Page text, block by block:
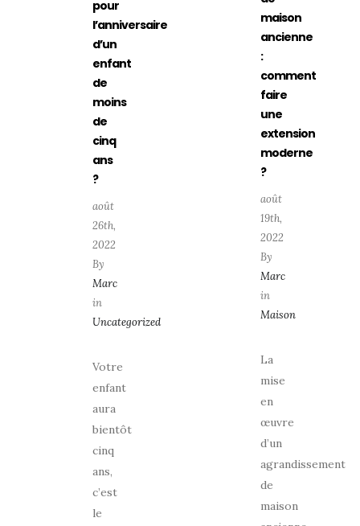
pour
l’anniversaire
d’un
enfant
de
moins
de
cinq
ans
?
août
26th,
2022
By
Marc
in
Uncategorized
Votre
enfant
aura
bientôt
cinq
ans,
c’est
le
maison
ancienne
:
comment
faire
une
extension
moderne
?
août
19th,
2022
By
Marc
in
Maison
La
mise
en
œuvre
d’un
agrandissement
de
maison